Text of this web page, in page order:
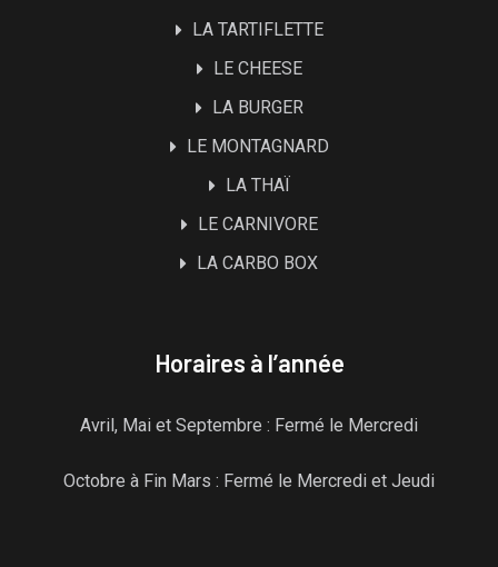
LA TARTIFLETTE
LE CHEESE
LA BURGER
LE MONTAGNARD
LA THAÏ
LE CARNIVORE
LA CARBO BOX
Horaires à l’année
Avril, Mai et Septembre : Fermé le Mercredi
Octobre à Fin Mars : Fermé le Mercredi et Jeudi